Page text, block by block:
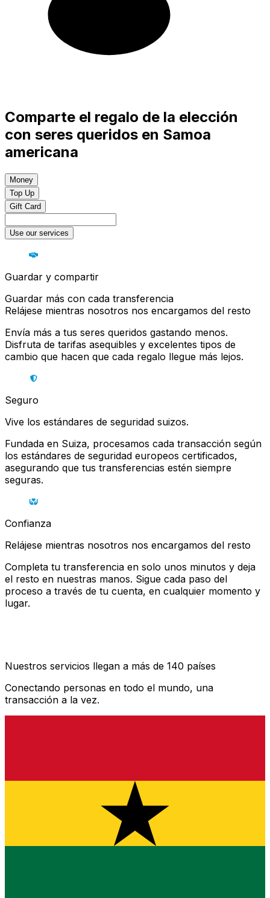
Comparte el regalo de la elección
con seres queridos en Samoa
americana
Money
Top Up
Gift Card
Use our services
Guardar y compartir
Guardar más con cada transferencia
Relájese mientras nosotros nos encargamos del resto
Envía más a tus seres queridos gastando menos.
Disfruta de tarifas asequibles y excelentes tipos de
cambio que hacen que cada regalo llegue más lejos.
Seguro
Vive los estándares de seguridad suizos.
Fundada en Suiza, procesamos cada transacción según
los estándares de seguridad europeos certificados,
asegurando que tus transferencias estén siempre
seguras.
Confianza
Relájese mientras nosotros nos encargamos del resto
Completa tu transferencia en solo unos minutos y deja
el resto en nuestras manos. Sigue cada paso del
proceso a través de tu cuenta, en cualquier momento y
lugar.
Nuestros servicios llegan a más de 140 países
Conectando personas en todo el mundo, una
transacción a la vez.